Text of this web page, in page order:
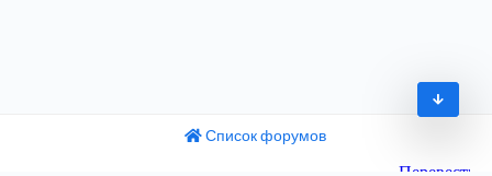
Список форумов